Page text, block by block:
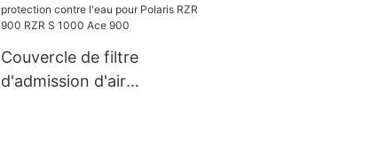
HUILE DE RADIATEUR DE
REFROIDISSEUR
Couvercle de filtre
d'admission d'air